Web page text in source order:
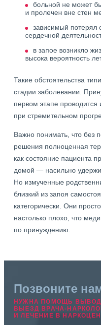
больной не может
и пролечен вне стен
зависимый потерял
сердечной
в запое возникло
высока вероятность
Такие обстоятельства
стадии заболевании.
первом этапе
при стремительном
Важно понимать, что без
решения полноценная
как состояние пациента
домой — насильно
Но измученные
близкий из запоя
категорически. Они
настолько плохо, что
по принуждению.
Позвоните
НУЖНА ПОМОЩЬ
ВЫЕЗД ВРАЧА-
И ЛЕЧЕНИЕ В